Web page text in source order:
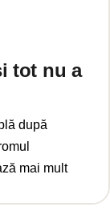
tot nu a
după
mai mult